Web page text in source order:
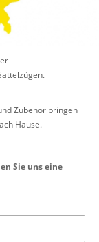
Zubehör bringen
Hause.
Sie uns eine